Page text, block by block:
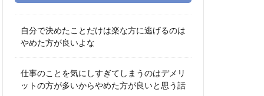
自分で決めたことだけは楽な方に逃げるのは
やめた方が良いよな
仕事のことを気にしすぎてしまうのはデメリ
ットの方が多いからやめた方が良いと思う話